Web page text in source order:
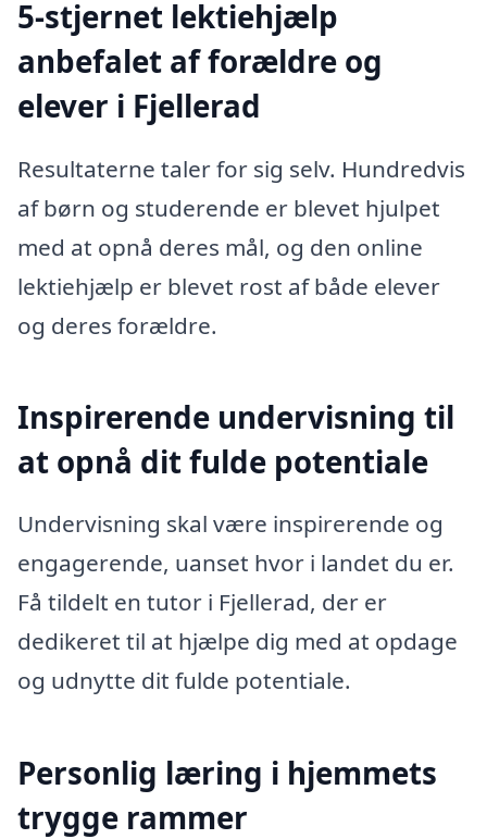
5-stjernet lektiehjælp
anbefalet af forældre og
elever i Fjellerad
Resultaterne taler for sig selv. Hundredvis
af børn og studerende er blevet hjulpet
med at opnå deres mål, og den online
lektiehjælp er blevet rost af både elever
og deres forældre.
Inspirerende undervisning til
at opnå dit fulde potentiale
Undervisning skal være inspirerende og
engagerende, uanset hvor i landet du er.
Få tildelt en tutor i Fjellerad, der er
dedikeret til at hjælpe dig med at opdage
og udnytte dit fulde potentiale.
Personlig læring i hjemmets
trygge rammer